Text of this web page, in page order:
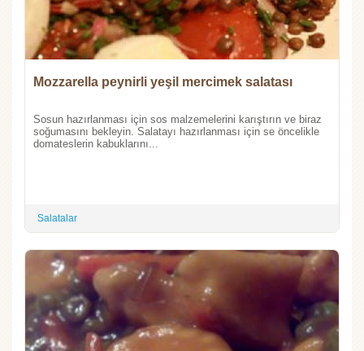
Mozzarella peynirli yeşil mercimek salatası
Sosun hazırlanması için sos malzemelerini karıştırın ve biraz
soğumasını bekleyin. Salatayı hazırlanması için se öncelikle
domateslerin kabuklarını...
Salatalar